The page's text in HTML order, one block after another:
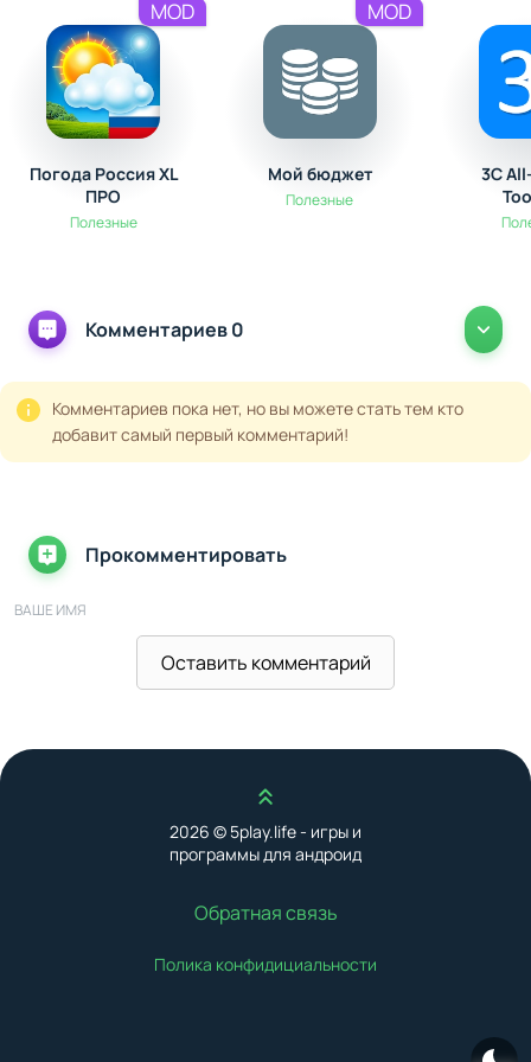
Погода Россия XL
ПРО
Полезные
MOD
Мой бюджет
Полезные
MOD
3C
Комментариев 0
Комментариев пока нет, но вы можете стать тем кто
добавит самый первый комментарий!
Прокомментировать
ВАШЕ ИМЯ
Оставить комментарий
Наверх
2026 © 5play.life - игры и
программы для андроид
Обратная связь
Полика конфидициальности